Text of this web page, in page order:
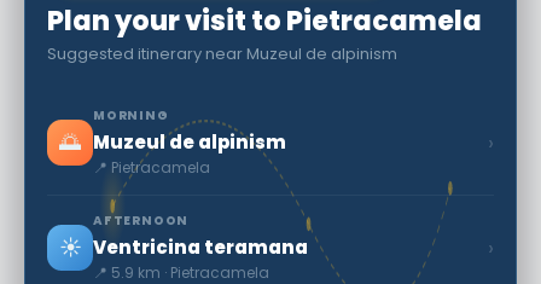
Plan your visit to Pietracamela
Suggested itinerary near Muzeul de alpinism
🌅
MORNING
Muzeul de alpinism
📍 Pietracamela
›
☀️
AFTERNOON
Ventricina teramana
📍 5.9 km · Pietracamela
›